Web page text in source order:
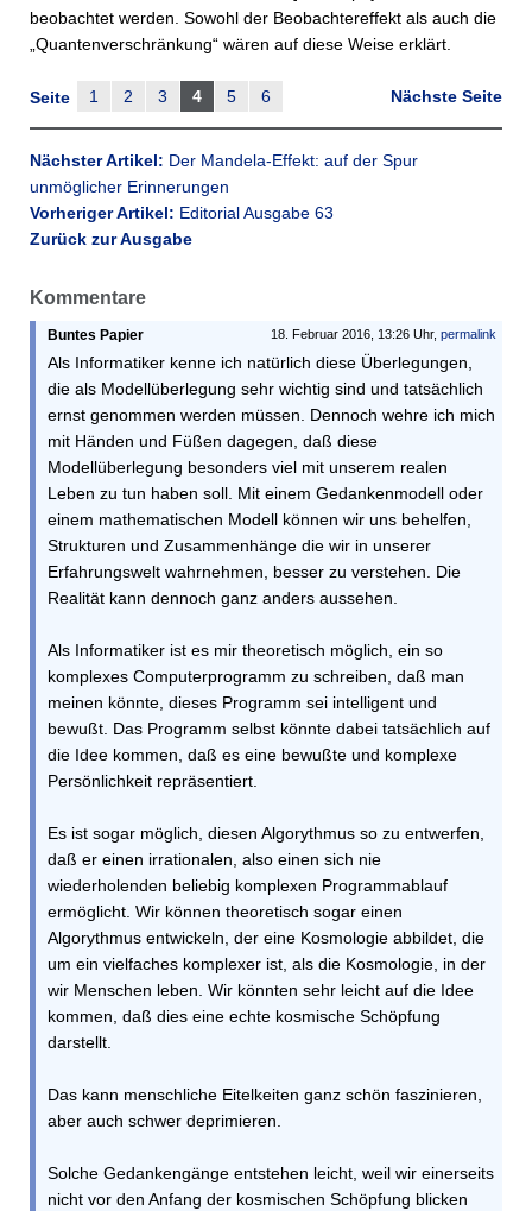
beobachtet werden. Sowohl der Beobachtereffekt als auch die
„Quantenverschränkung“ wären auf diese Weise erklärt.
Nächste Seite
Seite 1 2 3 4 5 6
Nächster Artikel: Der Mandela-Effekt: auf der Spur
unmöglicher Erinnerungen
Vorheriger Artikel: Editorial Ausgabe 63
Zurück zur Ausgabe
Kommentare
18. Februar 2016, 13:26 Uhr, permalink
Buntes Papier
Als Informatiker kenne ich natürlich diese Überlegungen,
die als Modellüberlegung sehr wichtig sind und tatsächlich
ernst genommen werden müssen. Dennoch wehre ich mich
mit Händen und Füßen dagegen, daß diese
Modellüberlegung besonders viel mit unserem realen
Leben zu tun haben soll. Mit einem Gedankenmodell oder
einem mathematischen Modell können wir uns behelfen,
Strukturen und Zusammenhänge die wir in unserer
Erfahrungswelt wahrnehmen, besser zu verstehen. Die
Realität kann dennoch ganz anders aussehen.
Als Informatiker ist es mir theoretisch möglich, ein so
komplexes Computerprogramm zu schreiben, daß man
meinen könnte, dieses Programm sei intelligent und
bewußt. Das Programm selbst könnte dabei tatsächlich auf
die Idee kommen, daß es eine bewußte und komplexe
Persönlichkeit repräsentiert.
Es ist sogar möglich, diesen Algorythmus so zu entwerfen,
daß er einen irrationalen, also einen sich nie
wiederholenden beliebig komplexen Programmablauf
ermöglicht. Wir können theoretisch sogar einen
Algorythmus entwickeln, der eine Kosmologie abbildet, die
um ein vielfaches komplexer ist, als die Kosmologie, in der
wir Menschen leben. Wir könnten sehr leicht auf die Idee
kommen, daß dies eine echte kosmische Schöpfung
darstellt.
Das kann menschliche Eitelkeiten ganz schön faszinieren,
aber auch schwer deprimieren.
Solche Gedankengänge entstehen leicht, weil wir einerseits
nicht vor den Anfang der kosmischen Schöpfung blicken